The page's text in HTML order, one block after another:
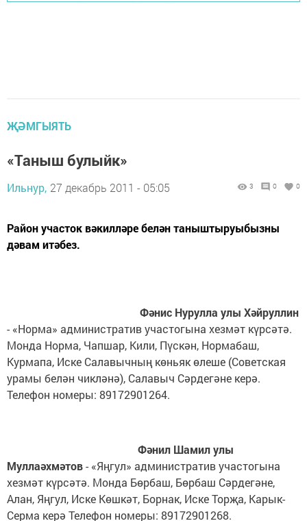
ҖӘМГЫЯТЬ
«Таныш булыйк»
Ильнур, 27 декабрь 2011 - 05:05 3 0 0
Район участок вәкилләре белән таныштыруыбызны
дәвам итәбез.
Фәнис Нурулла улы Хәйруллин
- «Норма» административ участогына хезмәт күрсәтә.
Монда Норма, Чапшар, Кили, Пүскән, Нормабаш,
Курмапа, Иске Салавычның көньяк өлеше (Советская
урамы белән чикләнә), Салавыч Сәрдегәне керә.
Телефон номеры: 89172901264.
Фәнил Шамил улы
Муллаәхмәтов- «Яңгул» административ участогына
хезмәт күрсәтә. Монда Бөрбаш, Бөрбаш Сәрдегәне,
Алан, Яңгул, Иске Көшкәт, Борнак, Иске Торҗа, Карык-
Серма керә Телефон номеры: 89172901268.